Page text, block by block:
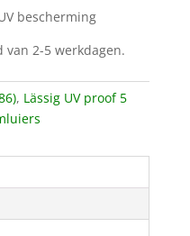
bescherming
2-5 werkdagen.
Lässig UV proof 5